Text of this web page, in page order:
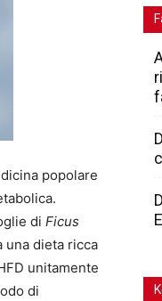
popolare
di Ficus
una dieta ricca
unitamente
di